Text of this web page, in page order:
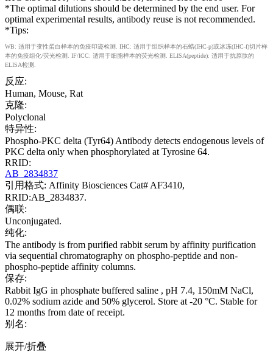
*The optimal dilutions should be determined by the end user. For
optimal experimental results, antibody reuse is not recommended.
*Tips:
WB: 适用于变性蛋白样本的免疫印迹检测. IHC: 适用于组织样本的石蜡(IHC-p)或冰冻(IHC-f)切片样
本的免疫组化/荧光检测. IF/ICC: 适用于细胞样本的荧光检测. ELISA(peptide): 适用于抗原肽的
ELISA检测.
反应:
Human, Mouse, Rat
克隆:
Polyclonal
特异性:
Phospho-PKC delta (Tyr64) Antibody detects endogenous levels of
PKC delta only when phosphorylated at Tyrosine 64.
RRID:
AB_2834837
引用格式: Affinity Biosciences Cat# AF3410,
RRID:AB_2834837.
偶联:
Unconjugated.
纯化:
The antibody is from purified rabbit serum by affinity purification
via sequential chromatography on phospho-peptide and non-
phospho-peptide affinity columns.
保存:
Rabbit IgG in phosphate buffered saline , pH 7.4, 150mM NaCl,
0.02% sodium azide and 50% glycerol. Store at -20 °C. Stable for
12 months from date of receipt.
别名:
展开/折叠